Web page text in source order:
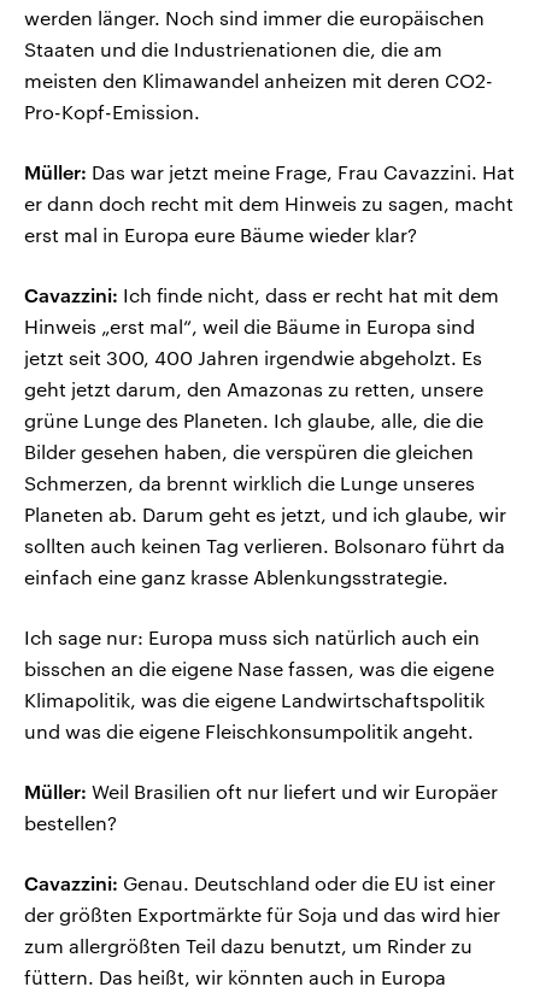
werden länger. Noch sind immer die europäischen
Staaten und die Industrienationen die, die am
meisten den Klimawandel anheizen mit deren CO2-
Pro-Kopf-Emission.
Müller: Das war jetzt meine Frage, Frau Cavazzini. Hat
er dann doch recht mit dem Hinweis zu sagen, macht
erst mal in Europa eure Bäume wieder klar?
Cavazzini: Ich finde nicht, dass er recht hat mit dem
Hinweis „erst mal“, weil die Bäume in Europa sind
jetzt seit 300, 400 Jahren irgendwie abgeholzt. Es
geht jetzt darum, den Amazonas zu retten, unsere
grüne Lunge des Planeten. Ich glaube, alle, die die
Bilder gesehen haben, die verspüren die gleichen
Schmerzen, da brennt wirklich die Lunge unseres
Planeten ab. Darum geht es jetzt, und ich glaube, wir
sollten auch keinen Tag verlieren. Bolsonaro führt da
einfach eine ganz krasse Ablenkungsstrategie.
Ich sage nur: Europa muss sich natürlich auch ein
bisschen an die eigene Nase fassen, was die eigene
Klimapolitik, was die eigene Landwirtschaftspolitik
und was die eigene Fleischkonsumpolitik angeht.
Müller: Weil Brasilien oft nur liefert und wir Europäer
bestellen?
Cavazzini: Genau. Deutschland oder die EU ist einer
der größten Exportmärkte für Soja und das wird hier
zum allergrößten Teil dazu benutzt, um Rinder zu
füttern. Das heißt, wir könnten auch in Europa